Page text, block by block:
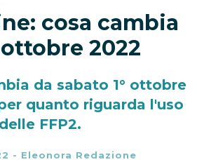
cosa cambia
ottobre 2022
da sabato 1° ottobre
quanto riguarda l'uso
delle FFP2.
- Eleonora Redazione